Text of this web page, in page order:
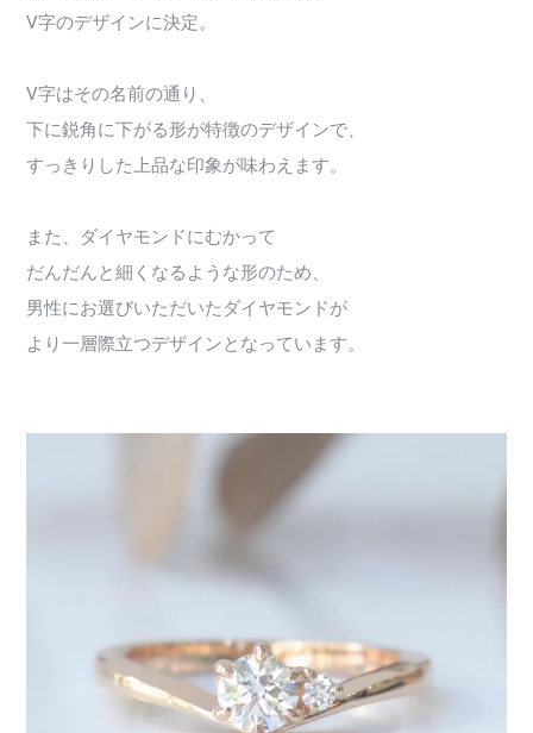
V字のデザインに決定。
V字はその名前の通り、
下に鋭角に下がる形が特徴のデザインで、
すっきりした上品な印象が味わえます。
また、ダイヤモンドにむかって
だんだんと細くなるような形のため、
男性にお選びいただいたダイヤモンドが
より一層際立つデザインとなっています。